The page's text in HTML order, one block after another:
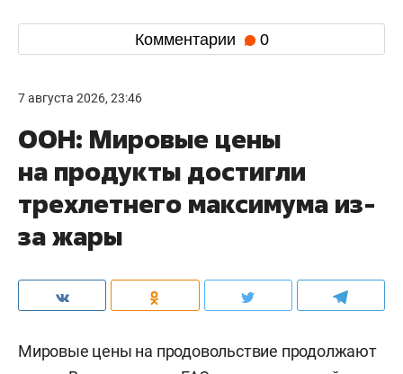
Комментарии 0
7 августа 2026, 23:46
ООН: Мировые цены
на продукты достигли
трехлетнего максимума из-
за жары
Мировые цены на продовольствие продолжают